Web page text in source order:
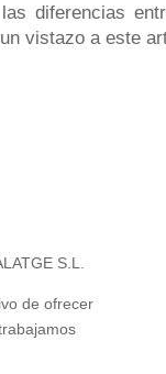
diferencias
vistazo a este
S.L.
de ofrecer